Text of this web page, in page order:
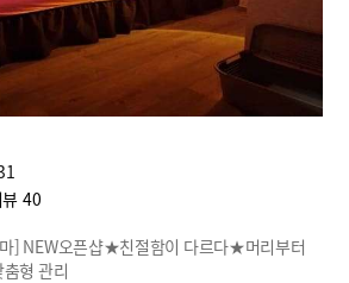
40
] NEW오픈샵★친절함이 다르다★머리부터
형 관리